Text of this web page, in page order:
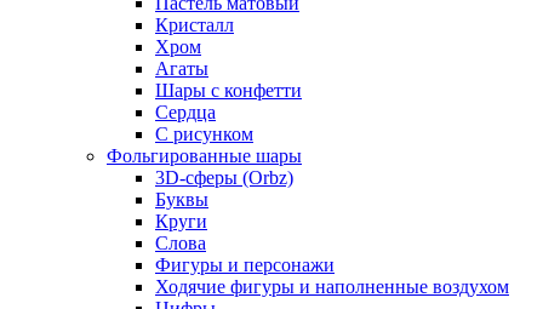
Кристалл
Хром
Агаты
Шары с конфетти
Сердца
С рисунком
Фольгированные шары
3D-сферы (Orbz)
Буквы
Круги
Слова
Фигуры и персонажи
Ходячие фигуры и наполненные воздухом